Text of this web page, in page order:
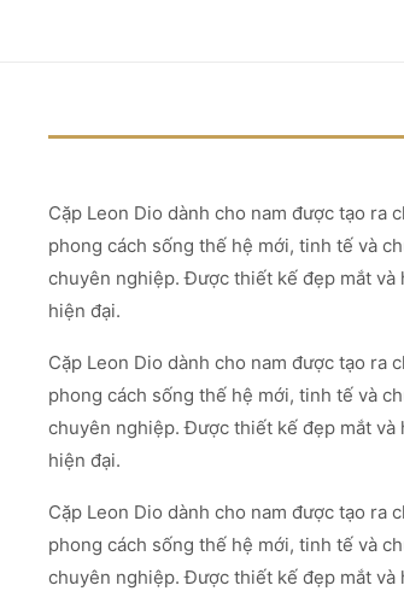
Cặp Leon Dio dành cho nam được tạo ra
phong cách sống thế hệ mới, tinh tế và
chuyên nghiệp. Được thiết kế đẹp mắt và
hiện đại.
Cặp Leon Dio dành cho nam được tạo ra
phong cách sống thế hệ mới, tinh tế và
chuyên nghiệp. Được thiết kế đẹp mắt và
hiện đại.
Cặp Leon Dio dành cho nam được tạo ra
phong cách sống thế hệ mới, tinh tế và
chuyên nghiệp. Được thiết kế đẹp mắt và